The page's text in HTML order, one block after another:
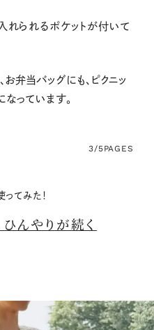
れられるポケットが付いて
弁当バッグにも、ピクニッ
っています。
3/5PAGES
てみた！
んやりが続く